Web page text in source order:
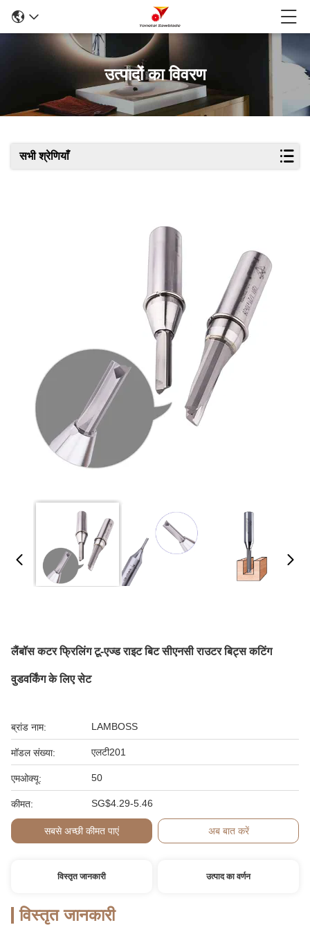
उत्पादों का विवरण
सभी श्रेणियाँ
लैंबॉस कटर फ्रिलिंग टू-एज्ड राइट बिट सीएनसी राउटर बिट्स कटिंग
वुडवर्किंग के लिए सेट
ब्रांड नाम: LAMBOSS
मॉडल संख्या: एलटी201
एमओक्यू: 50
कीमत: SG$4.29-5.46
सबसे अच्छी कीमत पाएं अब बात करें
विस्तृत जानकारी उत्पाद का वर्णन
विस्तृत जानकारी